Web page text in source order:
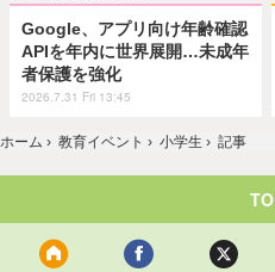
Google、アプリ向け年齢確認
APIを年内に世界展開…未成年
者保護を強化
2026.7.31 Fri 13:45
ホーム › 教育イベント › 小学生 › 記事